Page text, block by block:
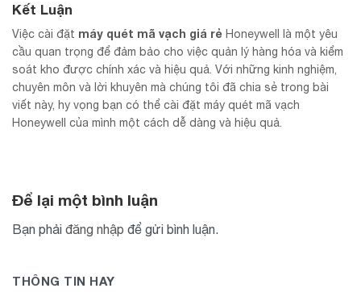
Kết Luận
Việc cài đặt máy quét mã vạch giá rẻ Honeywell là một yêu
cầu quan trọng để đảm bảo cho việc quản lý hàng hóa và kiểm
soát kho được chính xác và hiệu quả. Với những kinh nghiệm,
chuyên môn và lời khuyên mà chúng tôi đã chia sẻ trong bài
viết này, hy vọng bạn có thể cài đặt máy quét mã vạch
Honeywell của mình một cách dễ dàng và hiệu quả.
Để lại một bình luận
Bạn phải đăng nhập để gửi bình luận.
THÔNG TIN HAY